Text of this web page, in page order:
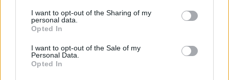
I want to opt-out of the Sharing of my
personal data.
Opted In
I want to opt-out of the Sale of my
Personal Data.
Opted In
de três torneios do Grand Slam.
representação portuguesa de sempre num torneio ATP
realizado em território nacional. Nuno Borges, Jaime
Portugal, acolhe, nos dias 4 e 5 de setembro, no Centro
de Cultura Contemporânea de Castelo Branco (CCCCB),